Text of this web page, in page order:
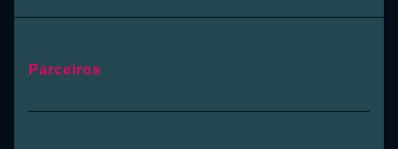
Parceiros